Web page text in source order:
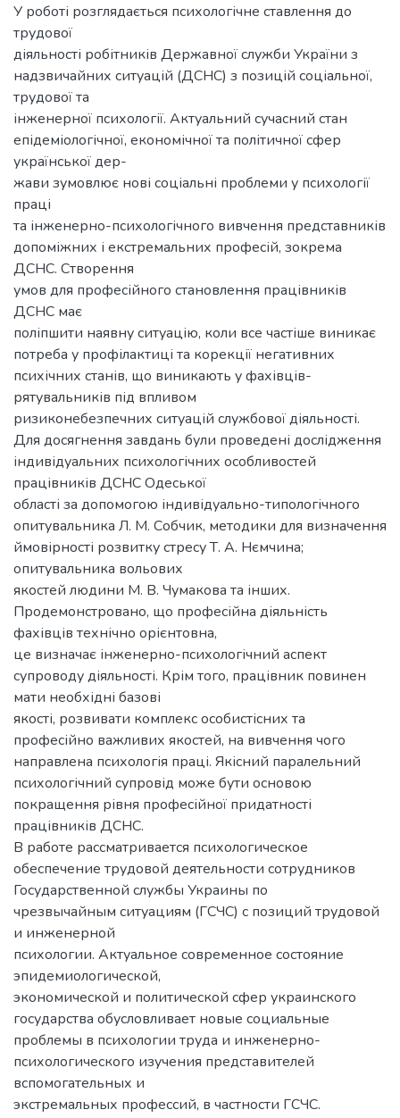
У роботі розглядається психологічне ставлення до
трудової
діяльності робітників Державної служби України з
надзвичайних ситуацій (ДСНС) з позицій соціальної,
трудової та
інженерної психології. Актуальний сучасний стан
епідеміологічної, економічної та політичної сфер
української дер-
жави зумовлює нові соціальні проблеми у психології
праці
та інженерно-психологічного вивчення представників
допоміжних і екстремальних професій, зокрема
ДСНС. Створення
умов для професійного становлення працівників
ДСНС має
поліпшити наявну ситуацію, коли все частіше виникає
потреба у профілактиці та корекції негативних
психічних станів, що виникають у фахівців-
рятувальників під впливом
ризиконебезпечних ситуацій службової діяльності.
Для досягнення завдань були проведені дослідження
індивідуальних психологічних особливостей
працівників ДСНС Одеської
області за допомогою індивідуально-типологічного
опитувальника Л. М. Собчик, методики для визначення
ймовірності розвитку стресу Т. А. Нємчина;
опитувальника вольових
якостей людини М. В. Чумакова та інших.
Продемонстровано, що професійна діяльність
фахівців технічно орієнтовна,
це визначає інженерно-психологічний аспект
супроводу діяльності. Крім того, працівник повинен
мати необхідні базові
якості, розвивати комплекс особистісних та
професійно важливих якостей, на вивчення чого
направлена психологія праці. Якісний паралельний
психологічний супровід може бути основою
покращення рівня професійної придатності
працівників ДСНС.
В работе рассматривается психологическое
обеспечение трудовой деятельности сотрудников
Государственной службы Украины по
чрезвычайным ситуациям (ГСЧС) с позиций трудовой
и инженерной
психологии. Актуальное современное состояние
эпидемиологической,
экономической и политической сфер украинского
государства обусловливает новые социальные
проблемы в психологии труда и инженерно-
психологического изучения представителей
вспомогательных и
экстремальных профессий, в частности ГСЧС.